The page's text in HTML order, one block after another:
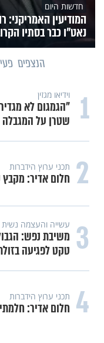
חדשות היום
המודיעין
נאט"ו כבר בסתיו
הנצפים
1 וידיאו מגזין
"הגמגום לא
שטרן על
2 תכני ערוץ הידברות
חלום אדיר: מקבץ
3 עשייה והעצמה נשית
משיבת נפש:
טקט לפגיעה
4 תכני ערוץ הידברות
חלום אדיר: